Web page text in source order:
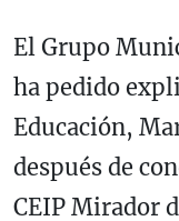
El Grupo
ha pedido
Educación,
después de
CEIP Mirador